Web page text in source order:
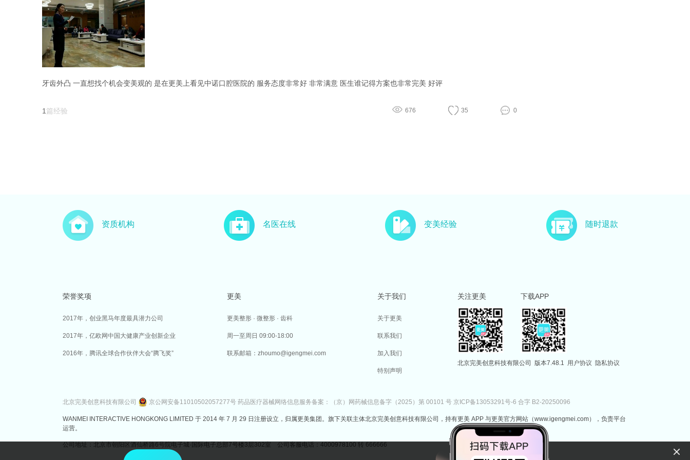
牙齿外凸 一直想找个机会变美观的 是在更美上看见中诺口腔医院的 服务态度非常好 非常满意 医生谁记得方案也非常完美 好评
1 篇经验 676 35 0
资质机构 名医在线 变美经验 随时退款
荣誉奖项
2017年，创业黑马年度最具潜力公司
2017年，亿欧网中国大健康产业创新企业
2016年，腾讯全球合作伙伴大会“腾飞奖”
更美
更美整形 · 微整形 · 齿科
周一至周日 09:00-18:00
联系邮箱：zhoumo@igengmei.com
关于我们
关于更美
联系我们
加入我们
特别声明
关注更美 下载APP
北京完美创意科技有限公司 版本7.48.1 用户协议 隐私协议
北京完美创意科技有限公司 京公网安备11010502057277号 药品医疗器械网络信息服务备案：（京）网药械信息备字（2025）第 00101 号 京ICP备13053291号-6 合字 B2-20250096
WANMEI INTERACTIVE HONGKONG LIMITED 于 2014 年 7 月 29 日注册设立，归属更美集团。旗下关联主体北京完美创意科技有限公司，持有更美 APP 与更美官方网站（www.igengmei.com），负责平台
运营。
公司地址：北京市朝阳区酒仙桥路6号院电子城·国际电子总部7号楼3层302室 公司客服电话：4000978100 转 666666